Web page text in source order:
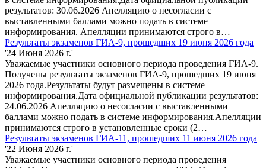
результатов: 30.06.2026 Апелляцию о несогласии с
выставленными баллами можно подать в системе
информирования. Апелляции принимаются строго в…
Результаты экзаменов ГИА-9, прошедших 19 июня 2026 года
'24 Июня 2026 г.'
Уважаемые участники основного периода проведения ГИА-9.
Получены результаты экзаменов ГИА-9, прошедших 19 июня
2026 года.Результаты будут размещены в системе
информирования.Дата официальной публикации результатов:
24.06.2026 Апелляцию о несогласии с выставленными
баллами можно подать в системе информирования.Апелляции
принимаются строго в установленные сроки (2…
Результаты экзаменов ГИА-11, прошедших 11 июня 2026 года
'22 Июня 2026 г.'
Уважаемые участники основного периода проведения